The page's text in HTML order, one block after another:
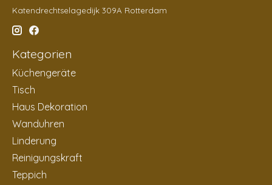
Katendrechtselagedijk 309A Rotterdam
Kategorien
Küchengeräte
Tisch
Haus Dekoration
Wanduhren
Linderung
Reinigungskraft
Teppich